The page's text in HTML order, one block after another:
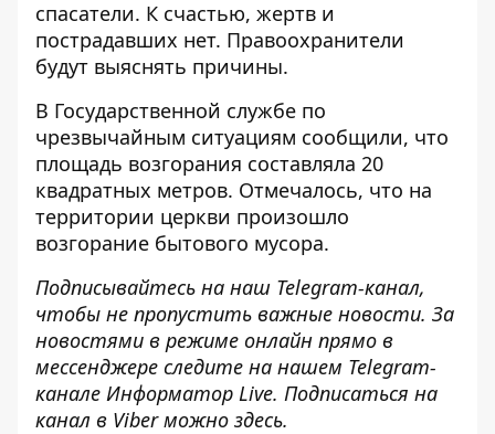
спасатели. К счастью, жертв и
пострадавших нет. Правоохранители
будут выяснять причины.
В Государственной службе по
чрезвычайным ситуациям сообщили, что
площадь возгорания составляла 20
квадратных метров. Отмечалось, что на
территории церкви произошло
возгорание бытового мусора.
Подписывайтесь на наш Telegram-канал,
чтобы не пропустить важные новости. За
новостями в режиме онлайн прямо в
мессенджере следите на нашем Telegram-
канале Информатор Live. Подписаться на
канал в Viber можно здесь.